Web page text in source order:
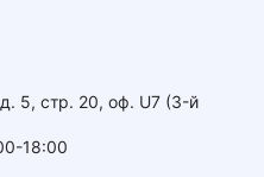
5, стр. 20, оф. U7 (3-й
18:00